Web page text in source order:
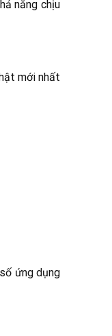
năng chịu
mới nhất
ứng dụng